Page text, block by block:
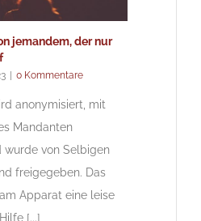
jemandem, der nur
0 Kommentare
anonymisiert, mit
Mandanten
wurde von Selbigen
freigegeben. Das
Apparat eine leise
[...]